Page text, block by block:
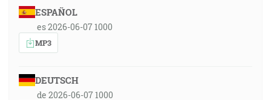
ESPAÑOL
es 2026-06-07 1000
MP3
DEUTSCH
de 2026-06-07 1000